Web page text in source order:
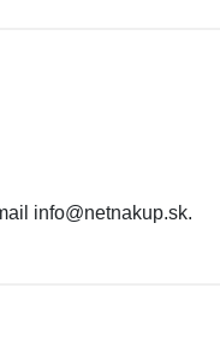
info@netnakup.sk.